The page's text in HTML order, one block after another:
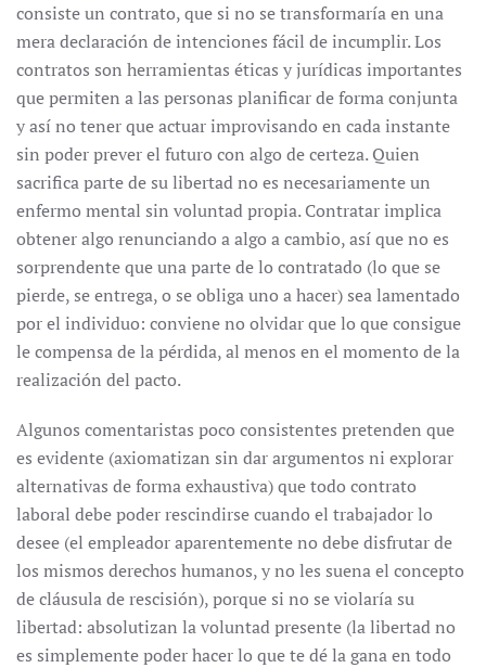
consiste un contrato, que si no se transformaría en una
mera declaración de intenciones fácil de incumplir. Los
contratos son herramientas éticas y jurídicas importantes
que permiten a las personas planificar de forma conjunta
y así no tener que actuar improvisando en cada instante
sin poder prever el futuro con algo de certeza. Quien
sacrifica parte de su libertad no es necesariamente un
enfermo mental sin voluntad propia. Contratar implica
obtener algo renunciando a algo a cambio, así que no es
sorprendente que una parte de lo contratado (lo que se
pierde, se entrega, o se obliga uno a hacer) sea lamentado
por el individuo: conviene no olvidar que lo que consigue
le compensa de la pérdida, al menos en el momento de la
realización del pacto.
Algunos comentaristas poco consistentes pretenden que
es evidente (axiomatizan sin dar argumentos ni explorar
alternativas de forma exhaustiva) que todo contrato
laboral debe poder rescindirse cuando el trabajador lo
desee (el empleador aparentemente no debe disfrutar de
los mismos derechos humanos, y no les suena el concepto
de cláusula de rescisión), porque si no se violaría su
libertad: absolutizan la voluntad presente (la libertad no
es simplemente poder hacer lo que te dé la gana en todo